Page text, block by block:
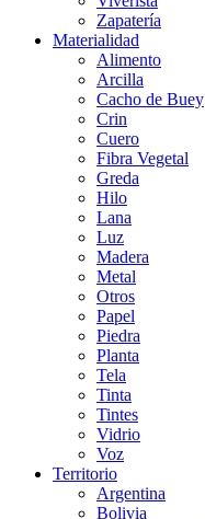
Zapatería
Materialidad
Alimento
Arcilla
Cacho de Buey
Crin
Cuero
Fibra Vegetal
Greda
Hilo
Lana
Luz
Madera
Metal
Otros
Papel
Piedra
Planta
Tela
Tinta
Tintes
Vidrio
Voz
Territorio
Argentina
Bolivia